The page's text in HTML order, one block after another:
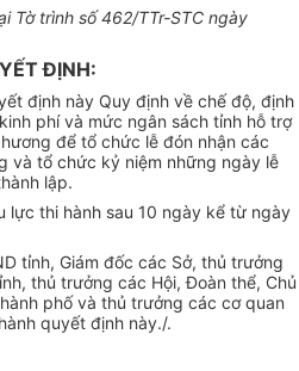
Tờ trình số 462/TTr-STC ngày
ĐỊNH:
định này Quy định về chế độ, định
phí và mức ngân sách tỉnh hỗ trợ
để tổ chức lễ đón nhận các
và tổ chức kỷ niệm những ngày lễ
lập.
lực thi hành sau 10 ngày kể từ ngày
tỉnh, Giám đốc các Sở, thủ trưởng
thủ trưởng các Hội, Đoàn thể, Chủ
phố và thủ trưởng các cơ quan
quyết định này./.